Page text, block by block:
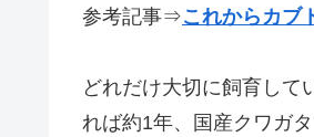
参考記事⇒これからカブ
どれだけ大切に飼育して
れば約1年、国産クワガ